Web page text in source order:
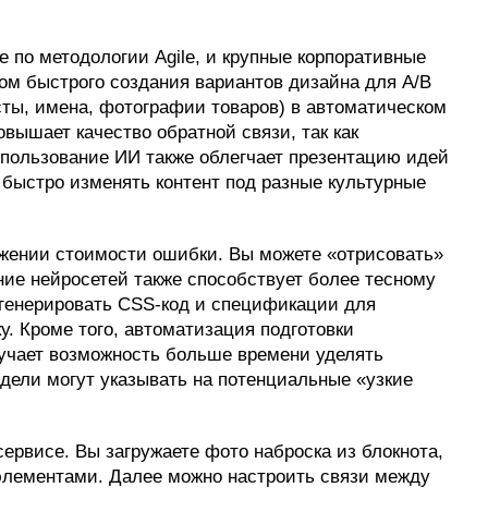
методологии Agile, и крупные корпоративные
быстрого создания вариантов дизайна для A/B
имена, фотографии товаров) в автоматическом
качество обратной связи, так как
ИИ также облегчает презентацию идей
изменять контент под разные культурные
стоимости ошибки. Вы можете «отрисовать»
нейросетей также способствует более тесному
CSS-код и спецификации для
Кроме того, автоматизация подготовки
возможность больше времени уделять
могут указывать на потенциальные «узкие
Вы загружаете фото наброска из блокнота,
Далее можно настроить связи между